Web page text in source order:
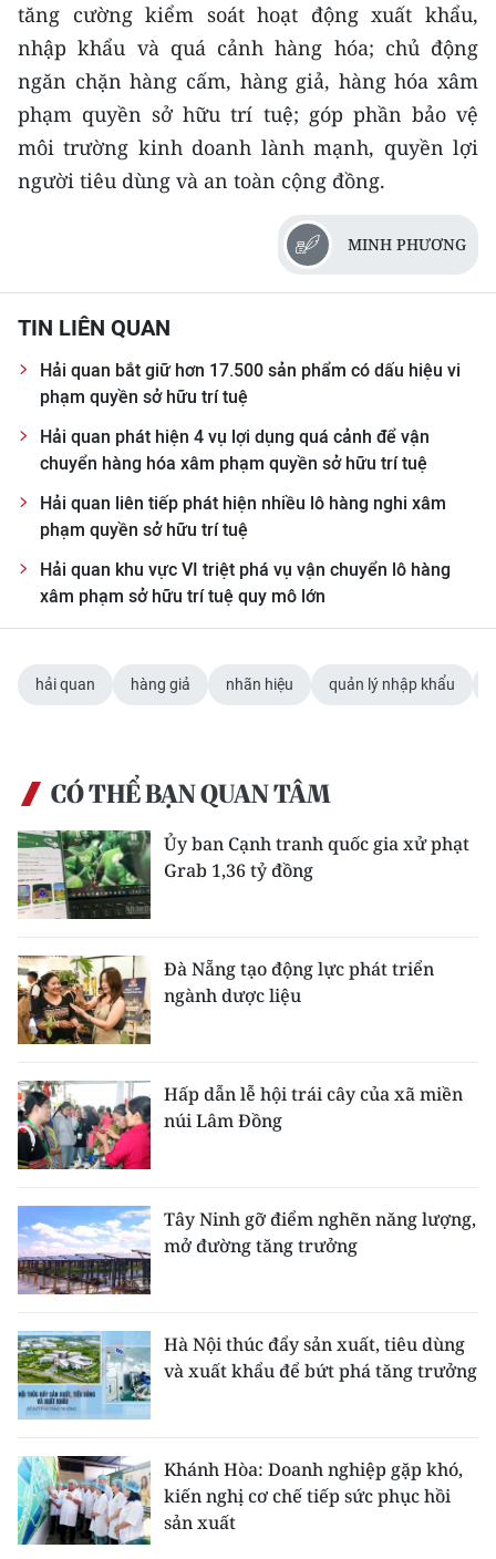
tăng cường kiểm soát hoạt động xuất khẩu,
nhập khẩu và quá cảnh hàng hóa; chủ động
ngăn chặn hàng cấm, hàng giả, hàng hóa xâm
phạm quyền sở hữu trí tuệ; góp phần bảo vệ
môi trường kinh doanh lành mạnh, quyền lợi
người tiêu dùng và an toàn cộng đồng.
MINH PHƯƠNG
TIN LIÊN QUAN
Hải quan bắt giữ hơn 17.500 sản phẩm có dấu hiệu vi
phạm quyền sở hữu trí tuệ
Hải quan phát hiện 4 vụ lợi dụng quá cảnh để vận
chuyển hàng hóa xâm phạm quyền sở hữu trí tuệ
Hải quan liên tiếp phát hiện nhiều lô hàng nghi xâm
phạm quyền sở hữu trí tuệ
Hải quan khu vực VI triệt phá vụ vận chuyển lô hàng
xâm phạm sở hữu trí tuệ quy mô lớn
hải quan hàng giả nhãn hiệu quản lý nhập khẩu
CÓ THỂ BẠN QUAN TÂM
Ủy ban Cạnh tranh quốc gia xử phạt
Grab 1,36 tỷ đồng
Đà Nẵng tạo động lực phát triển
ngành dược liệu
Hấp dẫn lễ hội trái cây của xã miền
núi Lâm Đồng
Tây Ninh gỡ điểm nghẽn năng lượng,
mở đường tăng trưởng
Hà Nội thúc đẩy sản xuất, tiêu dùng
và xuất khẩu để bứt phá tăng trưởng
Khánh Hòa: Doanh nghiệp gặp khó,
kiến nghị cơ chế tiếp sức phục hồi
sản xuất